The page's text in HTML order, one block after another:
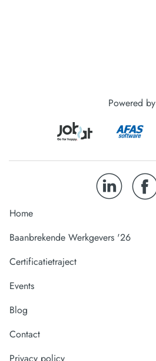
Powered by
Home
Baanbrekende Werkgevers '26
Certificatietraject
Events
Blog
Contact